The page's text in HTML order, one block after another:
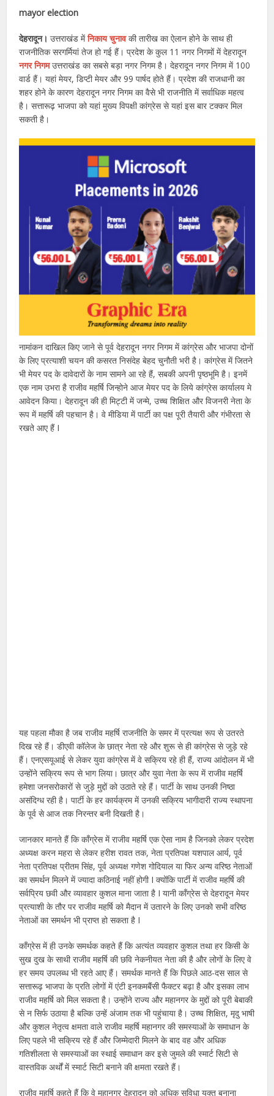
mayor election
देहरादून। उत्तराखंड मेंनिकाय चुनावकी तारीख का ऐलान होने के साथ ही
राजनीतिक सरगर्मियां तेज हो गई हैं। प्रदेश के कुल 11 नगर निगमों में देहरादून
नगर निगमउत्तराखंड का सबसे बड़ा नगर निगम है। देहरादून नगर निगम में 100
वार्ड हैं। यहां मेयर, डिप्टी मेयर और 99 पार्षद होते हैं। प्रदेश की राजधानी का
शहर होने के कारण देहरादून नगर निगम का वैसे भी राजनीति में सर्वाधिक महत्व
है। सत्तारूढ़ भाजपा को यहां मुख्य विपक्षी कांग्रेस से यहां इस बार टक्कर मिल
सकती है।
नामांकन दाखिल किए जाने से पूर्व देहरादून नगर निगम में कांग्रेस और भाजपा दोनों
के लिए प्रत्याशी चयन की कसरत निसंदेह बेहद चुनौती भरी है। कांग्रेस में जितने
भी मेयर पद के दावेदारों के नाम सामने आ रहे हैं, सबकी अपनी पृष्ठभूमि है। इनमें
एक नाम उभरा है राजीव महर्षि जिन्होने आज मेयर पद के लिये कांग्रेस कार्यालय मे
आवेदन किया। देहरादून की ही मिट्टी में जन्मे, उच्च शिक्षित और विजनरी नेता के
रूप में महर्षि की पहचान है। वे मीडिया में पार्टी का पक्ष पूरी तैयारी और गंभीरता से
रखते आए हैं I
यह पहला मौका है जब राजीव महर्षि राजनीति के समर में प्रत्यक्ष रूप से उतरते
दिख रहे हैं। डीएवी कॉलेज के छात्र नेता रहे और शुरू से ही कांग्रेस से जुड़े रहे
हैं। एनएसयूआई से लेकर युवा कांग्रेस में वे सक्रिय रहे ही हैं, राज्य आंदोलन में भी
उन्होंने सक्रिय रूप से भाग लिया। छात्र और युवा नेता के रूप में राजीव महर्षि
हमेशा जनसरोकारों से जुड़े मुद्दों को उठाते रहे हैं। पार्टी के साथ उनकी निष्ठा
असंदिग्ध रही है। पार्टी के हर कार्यक्रम में उनकी सक्रिय भागीदारी राज्य स्थापना
के पूर्व से आज तक निरन्तर बनी दिखती है।
जानकार मानते हैं कि कॉंग्रेस में राजीव महर्षि एक ऐसा नाम है जिनको लेकर प्रदेश
अध्यक्ष करन महरा से लेकर हरीश रावत तक, नेता प्रतिपक्ष यशपाल आर्य, पूर्व
नेता प्रतिपक्ष प्रीतम सिंह, पूर्व अध्यक्ष गणेश गोदियाल या फिर अन्य वरिष्ठ नेताओं
का समर्थन मिलने में ज्यादा कठिनाई नहीं होगी I क्योंकि पार्टी में राजीव महर्षि की
सर्वप्रिय छवी और व्यावहार कुशल माना जाता है I यानी कॉंग्रेस से देहरादून मेयर
प्रत्याशी के तौर पर राजीव महर्षि को मैदान में उतारने के लिए उनको सभी वरिष्ठ
नेताओं का समर्थन भी प्राप्त हो सकता है I
कॉंग्रेस में ही उनके समर्थक कहते हैं कि अत्यंत व्यवहार कुशल तथा हर किसी के
सुख दुख के साथी राजीव महर्षि की छवि नेकनीयत नेता की है और लोगों के लिए वे
हर समय उपलब्ध भी रहते आए हैं। समर्थक मानते हैं कि पिछले आठ-दस साल से
सत्तारूढ़ भाजपा के प्रति लोगों में एंटी इनकमबैंसी फैक्टर बढ़ा है और इसका लाभ
राजीव महर्षि को मिल सकता है। उन्होंने राज्य और महानगर के मुद्दों को पूरी बेबाकी
से न सिर्फ उठाया है बल्कि उन्हें अंजाम तक भी पहुंचाया है। उच्च शिक्षित, मृदु भाषी
और कुशल नेतृत्व क्षमता वाले राजीव महर्षि महानगर की समस्याओं के समाधान के
लिए पहले भी सक्रिय रहे हैं और जिम्मेदारी मिलने के बाद वह और अधिक
गतिशीलता से समस्याओं का स्थाई समाधान कर इसे जुमले की स्मार्ट सिटी से
वास्तविक अर्थों में स्मार्ट सिटी बनाने की क्षमता रखते हैं।
राजीव महर्षि कहते हैं कि वे महानगर देहरादून को अधिक सुविधा युक्त बनाना